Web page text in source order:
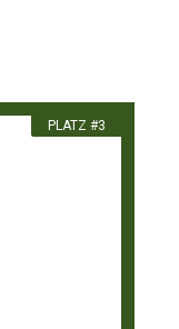
PLATZ #3